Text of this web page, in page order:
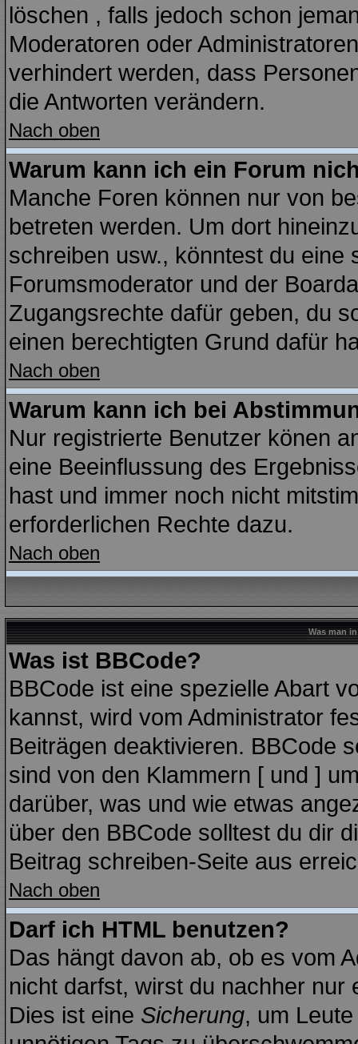
löschen , falls jedoch schon
Moderatoren oder
verhindert werden, dass
die Antworten verändern.
Nach oben
Warum kann ich ein Forum
Manche Foren können nur von
betreten werden. Um dort
schreiben usw., könntest du eine
Forumsmoderator und der
Zugangsrechte dafür geben, du
einen berechtigten Grund dafür
Nach oben
Warum kann ich bei
Nur registrierte Benutzer könen
eine Beeinflussung des
hast und immer noch nicht
erforderlichen Rechte dazu.
Nach oben
Was man
Was ist BBCode?
BBCode ist eine spezielle Abart
kannst, wird vom Administrator
Beiträgen deaktivieren. BBCode
sind von den Klammern [ und ]
darüber, was und wie etwas
über den BBCode solltest du dir
Beitrag schreiben-Seite aus
Nach oben
Darf ich HTML benutzen?
Das hängt davon ab, ob es vom
nicht darfst, wirst du nachher nur
Dies ist eine Sicherung, um